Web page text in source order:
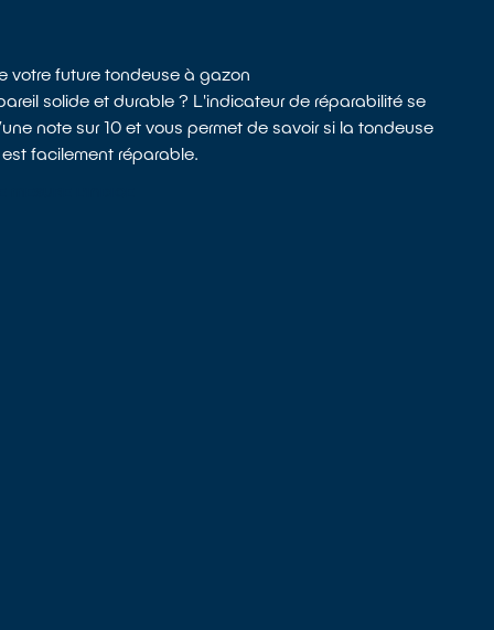
votre future tondeuse à gazon
solide et durable ? L'indicateur de réparabilité se
note sur 10 et vous permet de savoir si la tondeuse
facilement réparable.